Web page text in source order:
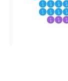
r3
1
r3
2
r3
3
r3
4
r2
1
r2
2
r2
3
r2
4
r1
1
r1
2
r1
3